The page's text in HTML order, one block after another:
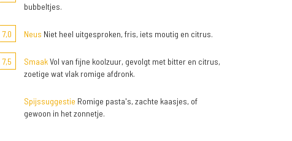
bubbeltjes.
7,0 Neus Niet heel uitgesproken, fris, iets moutig en citrus.
7,5 SmaakVol van fijne koolzuur, gevolgt met bitter en citrus,
zoetige wat vlak romige afdronk.
Spijssuggestie Romige pasta's, zachte kaasjes, of
gewoon in het zonnetje.